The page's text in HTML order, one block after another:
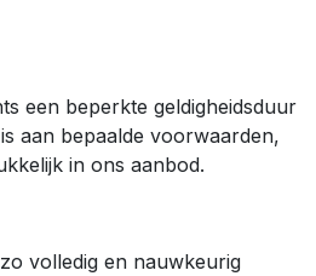
een beperkte geldigheidsduur
aan bepaalde voorwaarden,
in ons aanbod.
volledig en nauwkeurig